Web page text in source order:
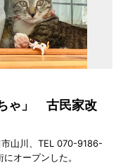
ゃ」 古民家改
山川、TEL 070-9186-
オープンした。